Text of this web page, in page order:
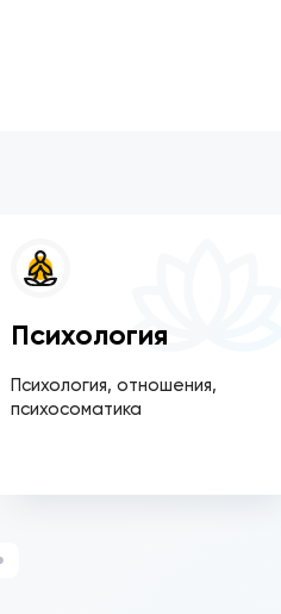
Психология
Психология, отношения,
психосоматика